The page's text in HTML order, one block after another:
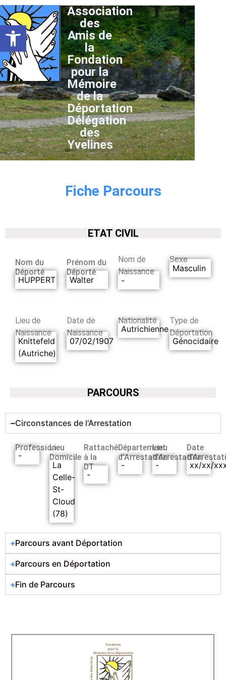
Ouvrir la barre d’outils
Association
des
Amis de
la
Fondation
pour la
Mémoire
de la
Déportation
Délégation
des
Yvelines
Fiche Parcours
ETAT CIVIL
Nom du
Déporté
HUPPERT
Prénom du
Déporté
Walter
Nom de
Naissance
-
Sexe
Masculin
Lieu de
Naissance
Knittefeld
(Autriche)
Date de
Naissance
07/02/1907
Nationalité
Autrichienne
Type de
Déportation
Génocidaire
PARCOURS
Circonstances de l'Arrestation
Profession
-
Lieu
Domicile
La
Celle-
St-
Cloud
(78)
Rattaché
à la
DT
-
Département
d’Arrestation
-
Lieu
d’Arrestation
-
Date
xx/xx/
Parcours avant Déportation
Parcours en Déportation
Fin de Parcours